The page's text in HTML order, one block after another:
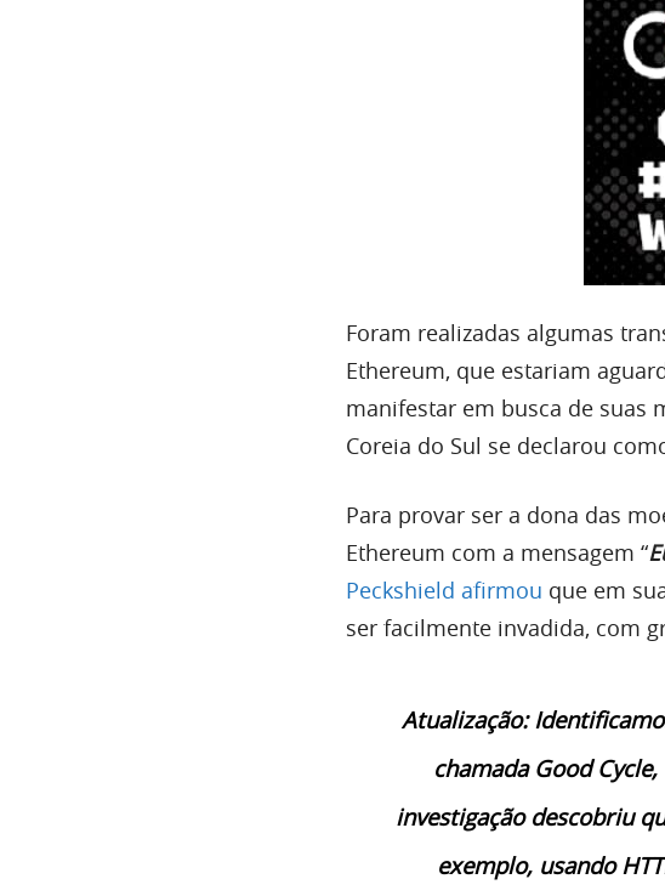
Foram realizadas algumas
Ethereum, que estariam
manifestar em busca de suas
Coreia do Sul se declarou
Para provar ser a dona das
Ethereum com a mensagem “
Peckshield afirmou que em
ser facilmente invadida, com
Atualização:
chamada Good
investigação descobriu
exemplo, usando